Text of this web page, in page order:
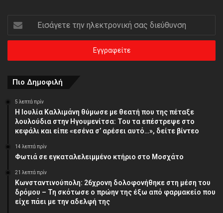
Εισάγετε
την
ηλεκτρονική
διεύθυνση
Πιο Δημοφιλή
5 λεπτά πρίν
Η Ιουλία Καλλιμάνη θύμωσε με θεατή που της πέταξε
λουλούδια στην Ηγουμενίτσα: Του τα επέστρεψε στο
κεφάλι και είπε «εσένα σ’ αρέσει αυτό…», δείτε βίντεο
14 λεπτά πρίν
Φωτιά σε εγκαταλελειμμένο κτήριο στο Μοσχάτο
21 λεπτά πρίν
Κωνσταντινούπολη: 26χρονη δολοφονήθηκε στη μέση του
δρόμου – Τη σκότωσε ο πρώην της έξω από φαρμακείο που
είχε πάει με την αδελφή της